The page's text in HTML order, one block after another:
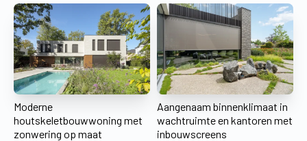
Moderne
houtskeletbouwwoning met
zonwering op maat
Aangenaam binnenklimaat in
wachtruimte en kantoren met
inbouwscreens